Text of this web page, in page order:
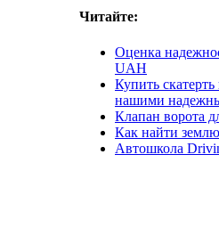
Читайте:
Оценка
UAH
Купить
нашими
Клапан ворота
Как найти
Автошкола